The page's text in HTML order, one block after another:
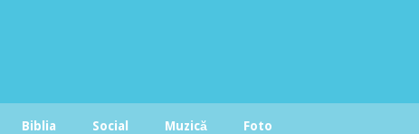
Biblia Social Muzică Foto